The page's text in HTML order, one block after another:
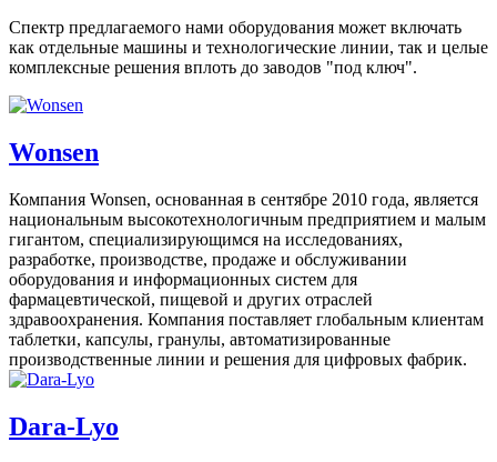
Спектр предлагаемого нами оборудования может включать
как отдельные машины и технологические линии, так и целые
комплексные решения вплоть до заводов "под ключ".
Wonsen
Компания Wonsen, основанная в сентябре 2010 года, является
национальным высокотехнологичным предприятием и малым
гигантом, специализирующимся на исследованиях,
разработке, производстве, продаже и обслуживании
оборудования и информационных систем для
фармацевтической, пищевой и других отраслей
здравоохранения. Компания поставляет глобальным клиентам
таблетки, капсулы, гранулы, автоматизированные
производственные линии и решения для цифровых фабрик.
Dara-Lyo